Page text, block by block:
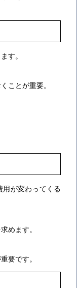
す。
ことが重要。
用が変わってくる
めます。
要です。